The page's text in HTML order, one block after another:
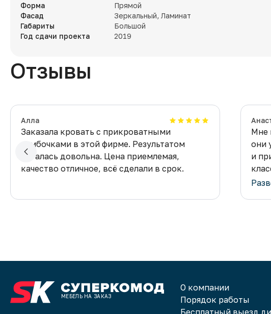
Форма
Прямой
Фасад
Зеркальный, Ламинат
Габариты
Большой
Год сдачи проекта
2019
Отзывы
Алла
Заказала кровать с прикроватными
тумбочками в этой фирме. Результатом
осталась довольна. Цена приемлемая,
качество отличное, всё сделали в срок.
Мне
они
и
МЕБЕЛЬ НА ЗАКАЗ
О компании
Порядок работы
Бесплатный выезд